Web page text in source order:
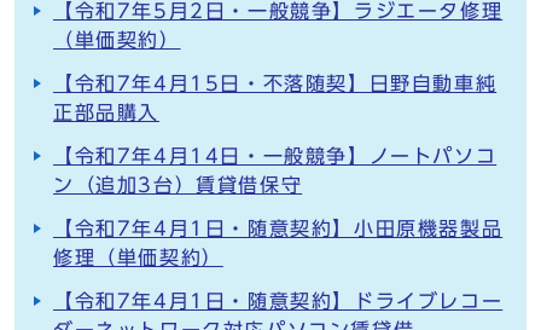
【令和7年5月2日・一般競争】ラジエータ修理
（単価契約）
【令和7年4月15日・不落随契】日野自動車純
正部品購入
【令和7年4月14日・一般競争】ノートパソコ
ン（追加3台）賃貸借保守
【令和7年4月1日・随意契約】小田原機器製品
修理（単価契約）
【令和7年4月1日・随意契約】ドライブレコー